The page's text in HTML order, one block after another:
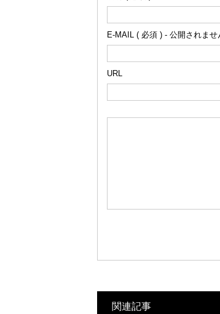
E-MAIL ( 必須 ) - 公開されませ
URL
関連記事